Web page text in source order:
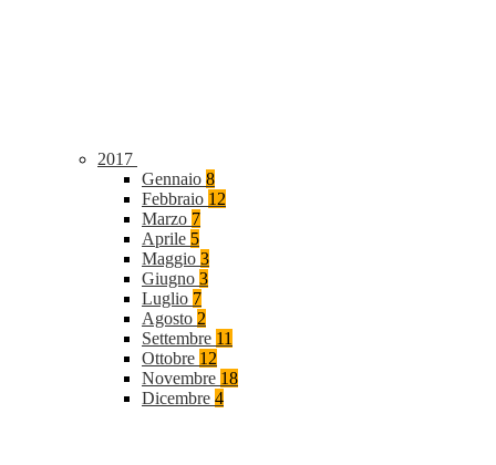
2017
Gennaio 8
Febbraio 12
Marzo 7
Aprile 5
Maggio 3
Giugno 3
Luglio 7
Agosto 2
Settembre 11
Ottobre 12
Novembre 18
Dicembre 4